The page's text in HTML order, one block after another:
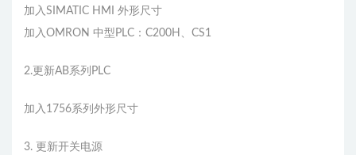
加入SIMATIC HMI 外形尺寸
加入OMRON 中型PLC：C200H、CS1
2.更新AB系列PLC
加入1756系列外形尺寸
3. 更新开关电源